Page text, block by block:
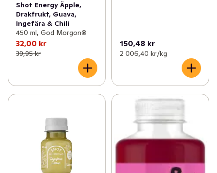
Shot Energy Äpple,
Drakfrukt, Guava,
Ingefära & Chili
450 ml, God Morgon®
32,00 kr
39,95 kr
150,48 kr
2 006,40 kr /kg